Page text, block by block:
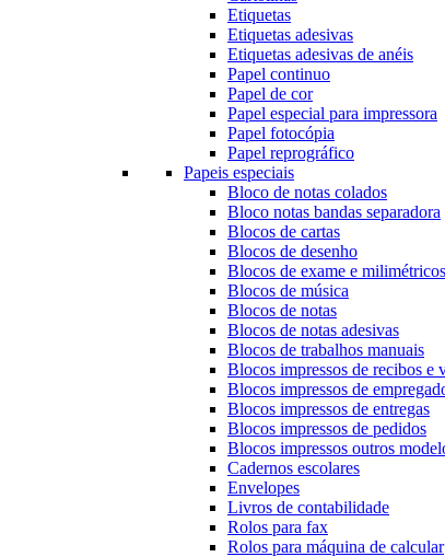
Etiquetas
Etiquetas adesivas
Etiquetas adesivas de anéis
Papel continuo
Papel de cor
Papel especial para impressora
Papel fotocópia
Papel reprográfico
Papeis especiais
Bloco de notas colados
Bloco notas bandas separadora
Blocos de cartas
Blocos de desenho
Blocos de exame e milimétricos
Blocos de música
Blocos de notas
Blocos de notas adesivas
Blocos de trabalhos manuais
Blocos impressos de recibos e
Blocos impressos de
Blocos impressos de entregas
Blocos impressos de pedidos
Blocos impressos outros
Cadernos escolares
Envelopes
Livros de contabilidade
Rolos para fax
Rolos para máquina de calcular